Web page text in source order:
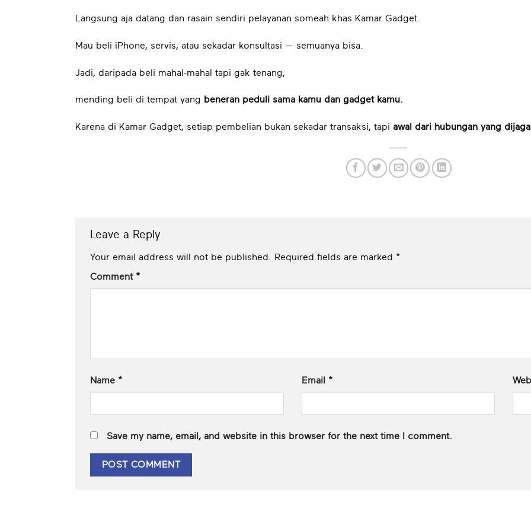
Langsung aja datang dan rasain sendiri pelayanan someah khas Kamar Gadget.
Mau beli iPhone, servis, atau sekadar konsultasi — semuanya bisa.
Jadi, daripada beli mahal-mahal tapi gak tenang,
mending beli di tempat yang beneran peduli sama kamu dan gadget kamu.
Karena di Kamar Gadget, setiap pembelian bukan sekadar transaksi, tapi awal dari hubungan yang
Leave a Reply
Your email address will not be published. Required fields are marked *
Comment *
Name * Email *
Save my name, email, and website in this browser for the next time I comment.